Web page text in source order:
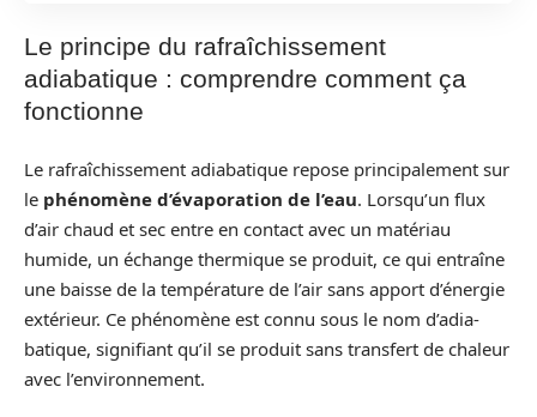
Le principe du rafraîchissement
adiabatique : comprendre comment ça
fonctionne
Le rafraîchissement adiabatique repose principalement sur
le phénomène d’évaporation de l’eau. Lorsqu’un flux
d’air chaud et sec entre en contact avec un matériau
humide, un échange thermique se produit, ce qui entraîne
une baisse de la température de l’air sans apport d’énergie
extérieur. Ce phénomène est connu sous le nom d’adia­
batique, signifiant qu’il se produit sans transfert de chaleur
avec l’environnement.